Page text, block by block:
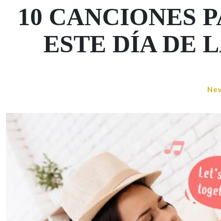
10 CANCIONES
ESTE DÍA DE